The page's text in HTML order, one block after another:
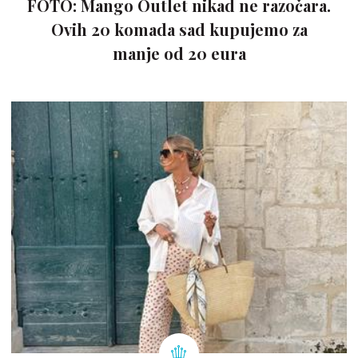
FOTO: Mango Outlet nikad ne razočara.
Ovih 20 komada sad kupujemo za
manje od 20 eura